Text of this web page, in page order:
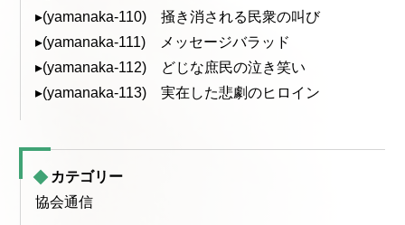
▸(yamanaka-110) 掻き消される民衆の叫び
▸(yamanaka-111) メッセージバラッド
▸(yamanaka-112) どじな庶民の泣き笑い
▸(yamanaka-113) 実在した悲劇のヒロイン
カテゴリー
協会通信